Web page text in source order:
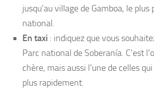
jusqu’au village de Gamboa, le plus
national.
En taxi : indiquez que vous
Parc national de Soberanía. C’est
chère, mais aussi l’une de celles
plus rapidement.